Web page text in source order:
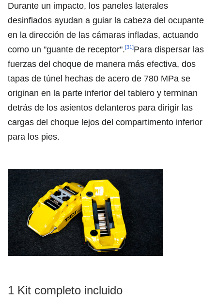
Durante un impacto, los paneles laterales
desinflados ayudan a guiar la cabeza del ocupante
en la dirección de las cámaras infladas, actuando
como un "guante de receptor".[31]Para dispersar las
fuerzas del choque de manera más efectiva, dos
tapas de túnel hechas de acero de 780 MPa se
originan en la parte inferior del tablero y terminan
detrás de los asientos delanteros para dirigir las
cargas del choque lejos del compartimento inferior
para los pies.
1 Kit completo incluido